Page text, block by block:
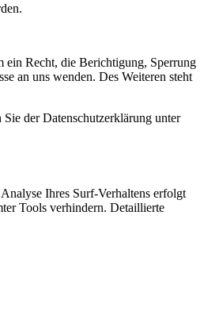
ein Recht, die Berichtigung, Sperrung
an uns wenden. Des Weiteren steht
der Datenschutzerklärung unter
Ihres Surf-Verhaltens erfolgt
Tools verhindern. Detaillierte